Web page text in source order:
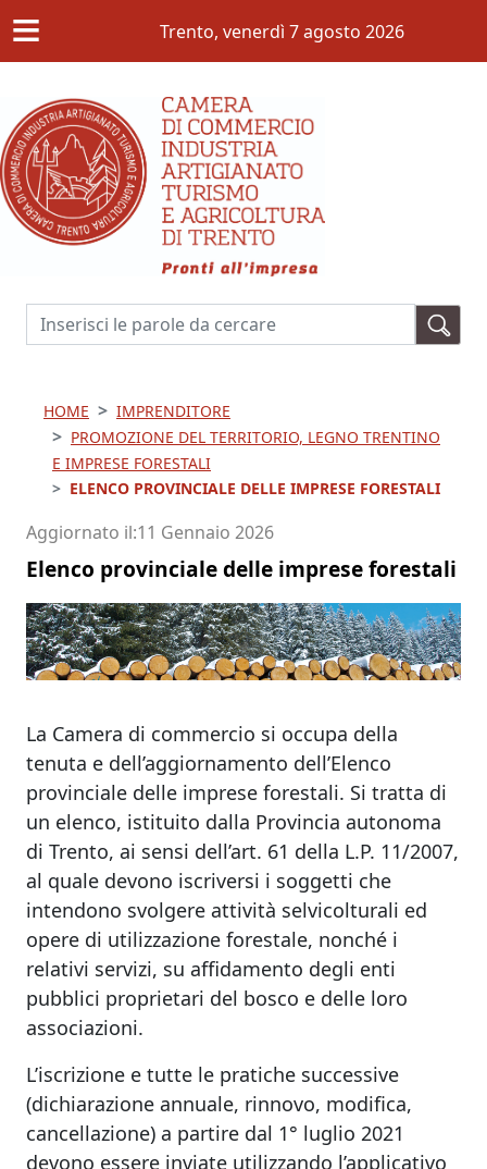
≡ Trento, venerdì 7 agosto 2026
Cerca
HOME
IMPRENDITORE
PROMOZIONE DEL TERRITORIO, LEGNO TRENTINO
E IMPRESE FORESTALI
ELENCO PROVINCIALE DELLE IMPRESE FORESTALI
Aggiornato il 11 Gennaio 2026
Elenco provinciale delle imprese forestali
La Camera di commercio si occupa della
tenuta e dell’aggiornamento dell’Elenco
provinciale delle imprese forestali. Si tratta di
un elenco, istituito dalla Provincia autonoma
di Trento, ai sensi dell’art. 61 della L.P. 11/2007,
al quale devono iscriversi i soggetti che
intendono svolgere attività selvicolturali ed
opere di utilizzazione forestale, nonché i
relativi servizi, su affidamento degli enti
pubblici proprietari del bosco e delle loro
associazioni.
L’iscrizione e tutte le pratiche successive
(dichiarazione annuale, rinnovo, modifica,
cancellazione) a partire dal 1° luglio 2021
devono essere inviate utilizzando l’applicativo